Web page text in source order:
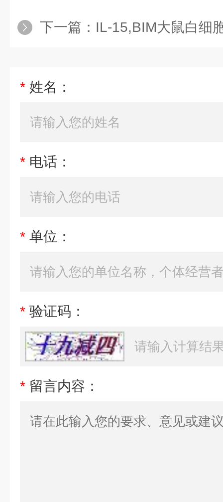
下一篇： IL-15,BIM大鼠白细胞介
* 姓名：
* 电话：
* 单位：
* 验证码：
* 留言内容：